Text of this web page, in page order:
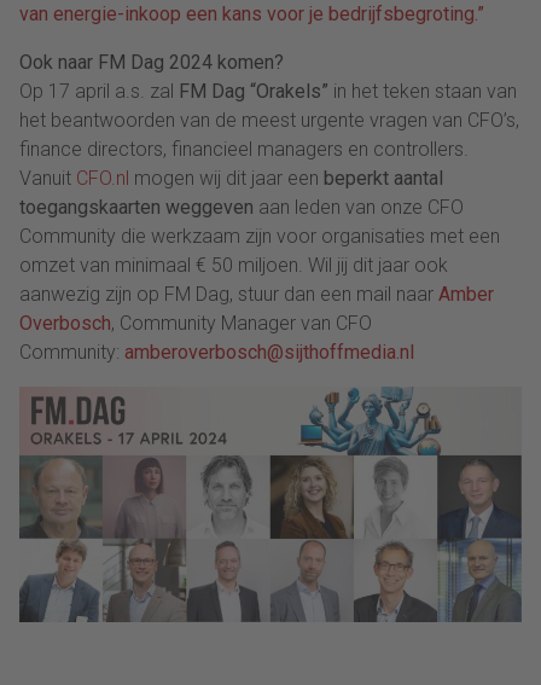
van energie-inkoop een kans voor je bedrijfsbegroting.”
Ook naar FM Dag 2024 komen?
Op 17 april a.s. zal FM Dag “Orakels” in het teken staan van
het beantwoorden van de meest urgente vragen van CFO’s,
finance directors, financieel managers en controllers.
Vanuit CFO.nl mogen wij dit jaar een beperkt aantal
toegangskaarten weggeven aan leden van onze CFO
Community die werkzaam zijn voor organisaties met een
omzet van minimaal € 50 miljoen. Wil jij dit jaar ook
aanwezig zijn op FM Dag, stuur dan een mail naar Amber
Overbosch, Community Manager van CFO
Community: amberoverbosch@sijthoffmedia.nl